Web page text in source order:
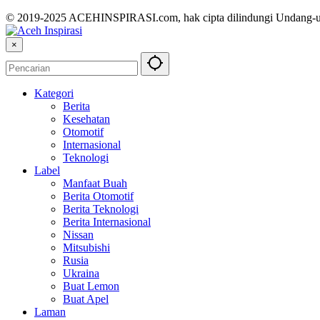
© 2019-2025 ACEHINSPIRASI.com, hak cipta dilindungi Undang-
×
Kategori
Berita
Kesehatan
Otomotif
Internasional
Teknologi
Label
Manfaat Buah
Berita Otomotif
Berita Teknologi
Berita Internasional
Nissan
Mitsubishi
Rusia
Ukraina
Buat Lemon
Buat Apel
Laman